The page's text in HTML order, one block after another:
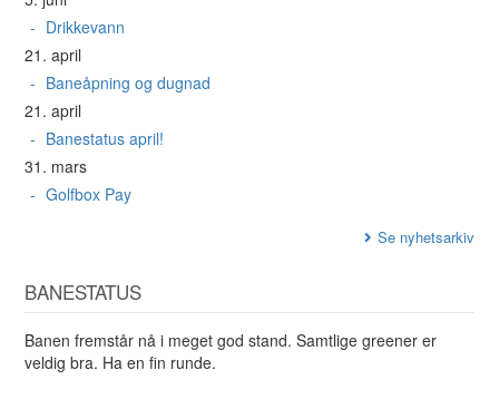
Drikkevann
21. april
Baneåpning og dugnad
21. april
Banestatus april!
31. mars
Golfbox Pay
Se nyhetsarkiv
BANESTATUS
Banen fremstår nå i meget god stand. Samtlige greener er
veldig bra. Ha en fin runde.